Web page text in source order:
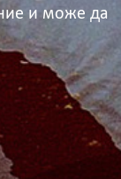
и може да